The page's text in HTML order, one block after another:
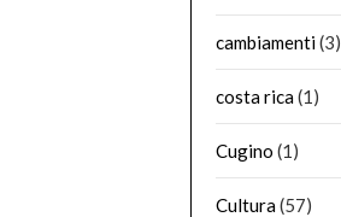
cambiamenti(3)
costa rica(1)
Cugino (1)
Cultura(57)